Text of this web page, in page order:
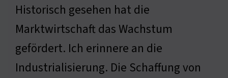
Historisch gesehen hat die
Marktwirtschaft das Wachstum
gefördert. Ich erinnere an die
Industrialisierung. Die Schaffung von